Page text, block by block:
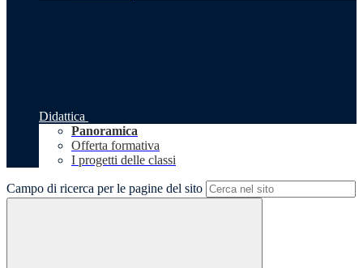
Didattica
Panoramica
Offerta formativa
I progetti delle classi
Campo di ricerca per le pagine del sito